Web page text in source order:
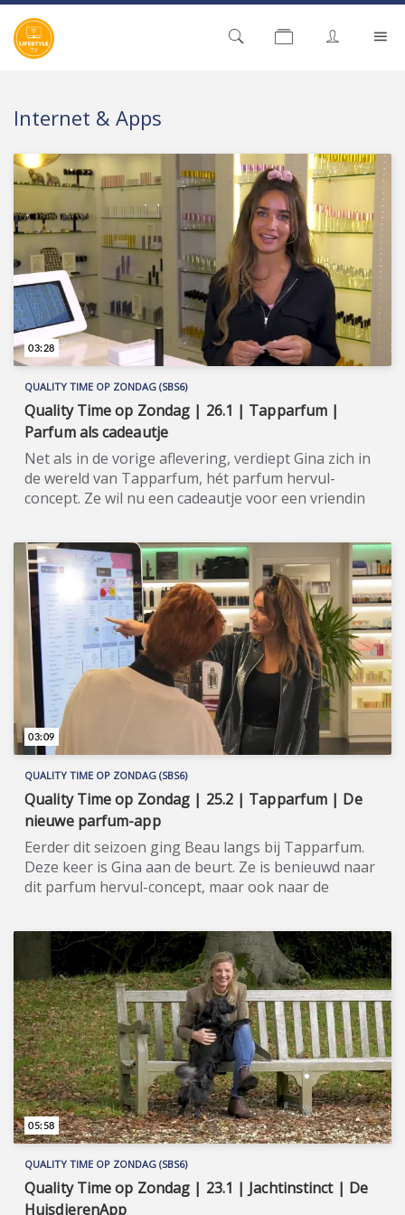
Internet & Apps
QUALITY TIME OP ZONDAG (SBS6)
Quality Time op Zondag | 26.1 | Tapparfum |
Parfum als cadeautje
Net als in de vorige aflevering, verdiept Gina zich in
de wereld van Tapparfum, hét parfum hervul-
concept. Ze wil nu een cadeautje voor een vriendin
eigentijds lifestyle-programma, waarin wekelijks een
breed spectrum aan welzijns- en welvaartsthema’s
de revue passeert. Denk hierbij onder andere aan
items over beauty, gezin, gezondheid en wonen. De
presentatie van dit veelzijdige tv-programma op
zondagmiddag is onder meer in handen van de nog
altijd populaire oud-Utopianen Beau Nellissen,
Romy Koldenhof en Cemal Hazebroek. Wil je de hele
aflevering bekijken of meer weten over de
deelnemers/sponsoren van Quality Time op
Zondag, ga dan naar de officiële programma-
website: www.sbs6.nl/qualitytimeopzondag.
03:28
QUALITY TIME OP ZONDAG (SBS6)
Quality Time op Zondag | 25.2 | Tapparfum | De
nieuwe parfum-app
Eerder dit seizoen ging Beau langs bij Tapparfum.
Deze keer is Gina aan de beurt. Ze is benieuwd naar
dit parfum hervul-concept, maar ook naar de
eigentijds lifestyle-programma, waarin wekelijks een
breed spectrum aan welzijns- en welvaartsthema’s
de revue passeert. Denk hierbij onder andere aan
items over beauty, gezin, gezondheid en wonen. De
presentatie van dit veelzijdige tv-programma op
zondagmiddag is onder meer in handen van de nog
altijd populaire oud-Utopianen Beau Nellissen,
Romy Koldenhof en Cemal Hazebroek. Wil je de hele
aflevering bekijken of meer weten over de
deelnemers/sponsoren van Quality Time op
Zondag, ga dan naar de officiële programma-
website: www.sbs6.nl/qualitytimeopzondag.
03:09
QUALITY TIME OP ZONDAG (SBS6)
Quality Time op Zondag | 23.1 | Jachtinstinct | De
HuisdierenApp
05:58